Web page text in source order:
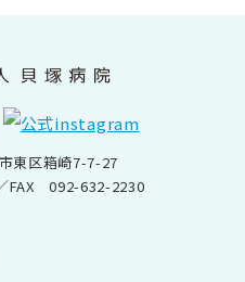
東区箱崎7-7-27
FAX 092-632-2230